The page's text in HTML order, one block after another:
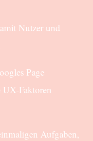
Nutzer und
Page
UX-Faktoren
Aufgaben,